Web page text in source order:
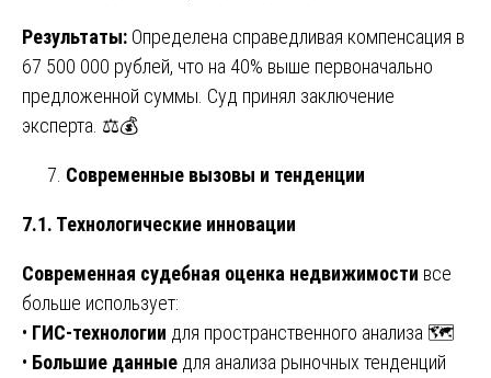
Результаты: Определена справедливая компенсация в
67 500 000 рублей, что на 40% выше первоначально
предложенной суммы. Суд принял заключение
эксперта. ⚖️💰
Современные вызовы и тенденции
7.1. Технологические инновации
Современная судебная оценка недвижимости все
больше использует:
• ГИС-технологии для пространственного анализа 🗺️
• Большие данные для анализа рыночных тенденций